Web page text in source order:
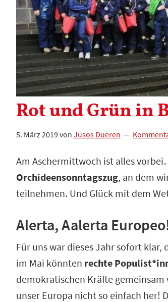
Rot und Grün in
5. März 2019von Jusos Dueren
Am Aschermittwoch ist alles
Orchideensonntagszug, an dem
teilnehmen. Und Glück mit dem
Alerta, Aalerta
Für uns war dieses Jahr sofort klar,
im Mai könnten rechte
demokratischen Kräfte
unser Europa nicht so einfach her!